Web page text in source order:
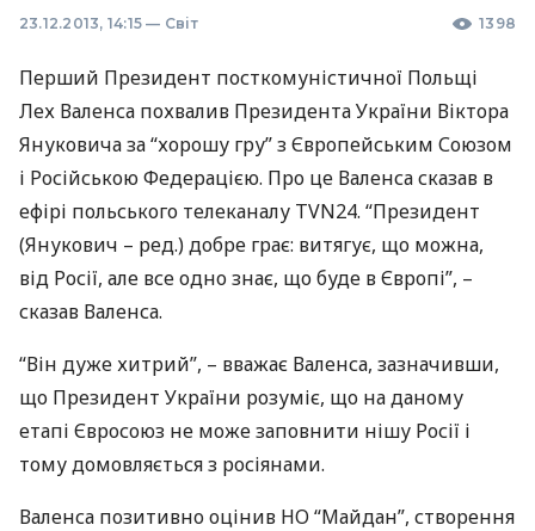
23.12.2013, 14:15 — Світ 1398
Перший Президент посткомуністичної Польщі
Лех Валенса похвалив Президента України Віктора
Януковича за “хорошу гру” з Європейським Союзом
і Російською Федерацією. Про це Валенса сказав в
ефірі польського телеканалу TVN24. “Президент
(Янукович – ред.) добре грає: витягує, що можна,
від Росії, але все одно знає, що буде в Європі”, –
сказав Валенса.
“Він дуже хитрий”, – вважає Валенса, зазначивши,
що Президент України розуміє, що на даному
етапі Євросоюз не може заповнити нішу Росії і
тому домовляється з росіянами.
Валенса позитивно оцінив НО “Майдан”, створення